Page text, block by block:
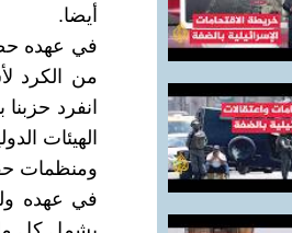
أيضا.
من الكرد
انفرد
الهيئات
ومنظمات
في عهده